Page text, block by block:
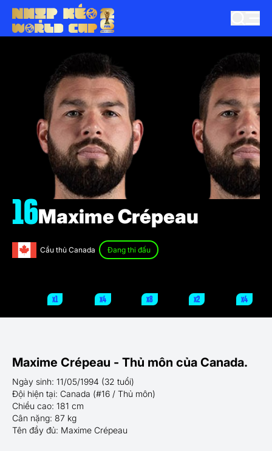
Cầu thủ Canada Đang thi đấu
16Maxime Crépeau
x1 x4 x8 x2 x4
Maxime Crépeau - Thủ môn của Canada.
Ngày sinh: 11/05/1994 (32 tuổi)
Đội hiện tại: Canada (#16 / Thủ môn)
Chiều cao: 181 cm
Cân nặng: 87 kg
Tên đầy đủ: Maxime Crépeau